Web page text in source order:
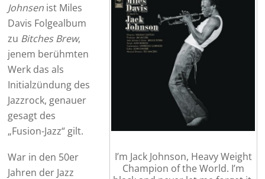
I’m Jack Johnson, Heavy Weight
Champion of the World. I’m
Johnsen ist Miles
Davis Folgealbum
zu Bitches Brew,
jenem berühmten
Werk das als
Initialzündung des
Jazzrock, genauer
gesagt des
„Fusion-Jazz“ gilt.
War in den 50er
Jahren der Jazz